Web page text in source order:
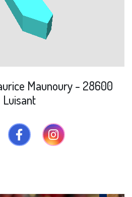
Maunoury - 28600
Luisant